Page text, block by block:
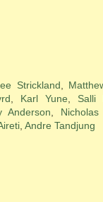
Strickland
Karl Yune Salli
Anderson
Andre Tandjung